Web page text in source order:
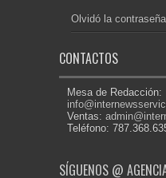
Olvidó la
CONTACTOS
Mesa de Redacción:
Ventas:
Teléfono:
SÍGUENOS @